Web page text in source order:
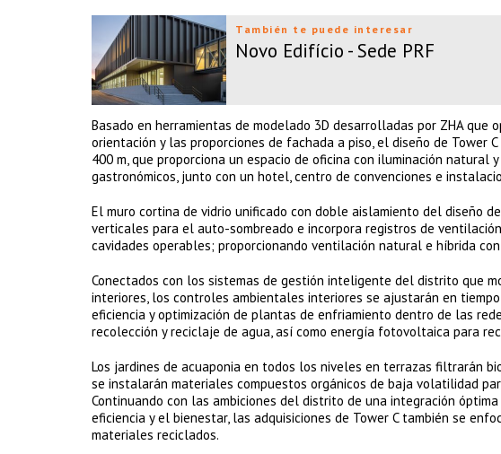
También te puede interesar
Novo Edifício - Sede PRF
Basado en herramientas de modelado 3D desarrolladas por ZHA
orientación y las proporciones de fachada a piso, el diseño de Tower
400 m, que proporciona un espacio de oficina con iluminación natural
gastronómicos, junto con un hotel, centro de convenciones e
El muro cortina de vidrio unificado con doble aislamiento del diseño
verticales para el auto-sombreado e incorpora registros de
cavidades operables; proporcionando ventilación natural e híbrida
Conectados con los sistemas de gestión inteligente del distrito que
interiores, los controles ambientales interiores se ajustarán en
eficiencia y optimización de plantas de enfriamiento dentro de las
recolección y reciclaje de agua, así como energía fotovoltaica para
Los jardines de acuaponia en todos los niveles en terrazas filtrarán
se instalarán materiales compuestos orgánicos de baja volatilidad
Continuando con las ambiciones del distrito de una integración
eficiencia y el bienestar, las adquisiciones de Tower C también se
materiales reciclados.